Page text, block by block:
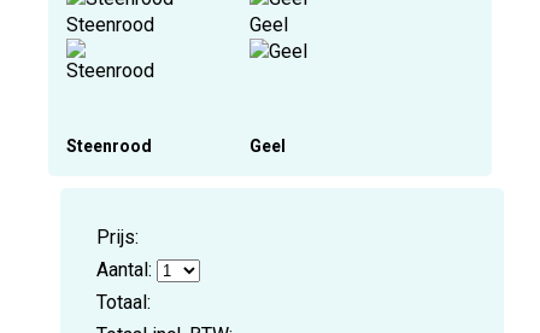
Steenrood
Steenrood
Geel
Geel
Prijs:
Aantal:
Totaal: